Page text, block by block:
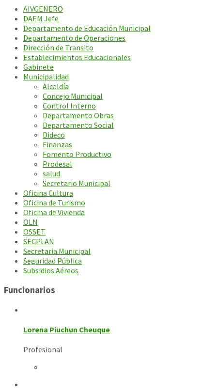
AIVGENERO
DAEM Jefe
Departamento de Educación Municipal
Departamento de Operaciones
Dirección de Transito
Establecimientos Educacionales
Gabinete
Municipalidad
Alcaldía
Concejo Municipal
Control Interno
Departamento Obras
Departamento Social
Dideco
Finanzas
Fomento Productivo
Prodesal
salud
Secretario Municipal
Oficina Cultura
Oficina de Turismo
Oficina de Vivienda
OLN
OSSET
SECPLAN
Secretaria Municipal
Seguridad Pública
Subsidios Aéreos
Funcionarios
Lorena Piuchun Cheuque
Profesional